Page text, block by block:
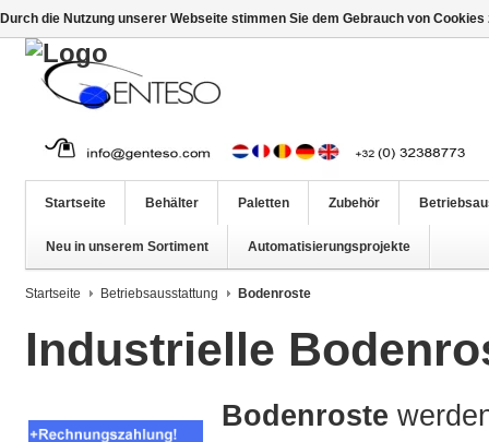
Startseite Behälter Paletten Zubehör
Neu in unserem Sortiment Automatisierungsprojekte
Startseite Betriebsausstattung Bodenroste
Industrielle
Bodenroste
Durch die Nutzung unserer Webseite stimmen Sie dem Gebrauch von